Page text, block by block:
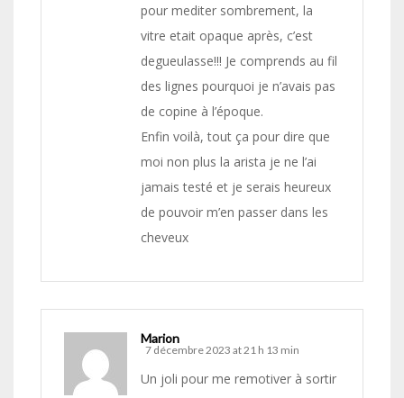
pour mediter sombrement, la
vitre etait opaque après, c’est
degueulasse!!! Je comprends au fil
des lignes pourquoi je n’avais pas
de copine à l’époque.
Enfin voilà, tout ça pour dire que
moi non plus la arista je ne l’ai
jamais testé et je serais heureux
de pouvoir m’en passer dans les
cheveux
Marion
7 décembre 2023 at 21 h 13 min
Un joli pour me remotiver à sortir